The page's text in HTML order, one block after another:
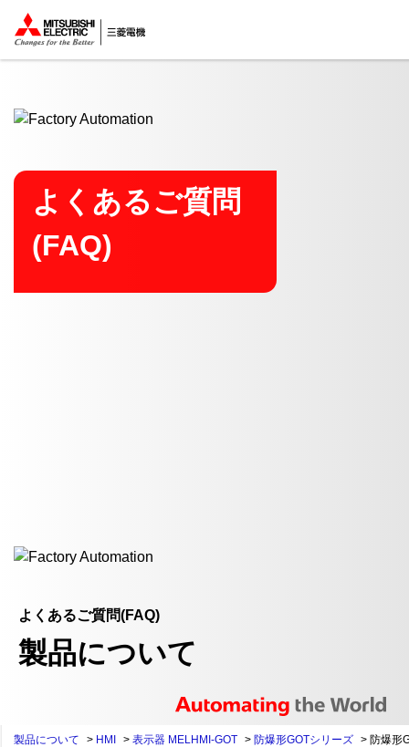
ここから本文
よくあるご質問
(FAQ)
よくあるご質問(FAQ)
製品について
製品について > HMI > 表示器 MELHMI-GOT > 防爆形GOTシリーズ > 防爆形